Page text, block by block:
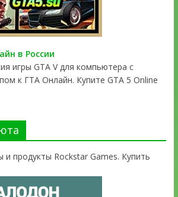
в России
игры GTA V для компьютера с
к ГТА Онлайн. Купите GTA 5 Online
и продукты Rockstar Games. Купить